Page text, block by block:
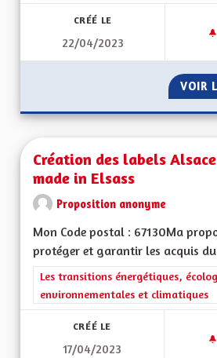
CRÉÉ LE
22/04/2023
VOIR
Création des labels
made in Elsass
Proposition anonyme
Mon Code postal : 67130Ma
protéger et garantir les acquis
Filtrer les résultats de la catégorie
Les transitions énergétiques,
environnementales et climatiques
CRÉÉ LE
17/04/2023